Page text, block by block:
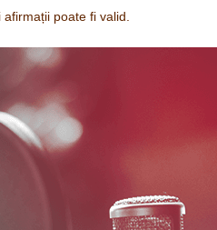
poate fi valid.